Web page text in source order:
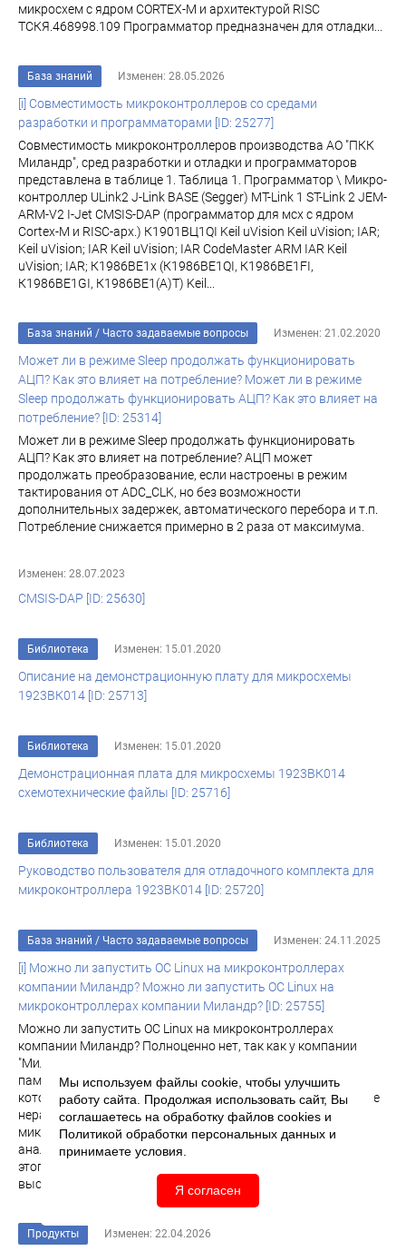
микросхем с ядром CORTEX-M и архитектурой RISC
ТСКЯ.468998.109 Программатор предназначен для отладки...
База знаний Изменен: 28.05.2026
[i] Совместимость микроконтроллеров со средами
разработки и программаторами [ID: 25277]
Совместимость микроконтроллеров производства АО "ПКК
Миландр", сред разработки и отладки и программаторов
представлена в таблице 1. Таблица 1. Программатор \ Микро-
контроллер ULink2 J-Link BASE (Segger) MT-Link 1 ST-Link 2 JEM-
ARM-V2 I-Jet CMSIS-DAP (программатор для мсх с ядром
Cortex-M и RISC-арх.) К1901ВЦ1QI Keil uVision Keil uVision; IAR;
Keil uVision; IAR Keil uVision; IAR CodeMaster ARM IAR Keil
uVision; IAR; К1986ВЕ1x (К1986ВЕ1QI, К1986ВЕ1FI,
К1986ВЕ1GI, К1986ВЕ1(A)T) Keil...
База знаний / Часто задаваемые вопросы Изменен: 21.02.2020
Может ли в режиме Sleep продолжать функционировать
АЦП? Как это влияет на потребление? Может ли в режиме
Sleep продолжать функционировать АЦП? Как это влияет на
потребление? [ID: 25314]
Может ли в режиме Sleep продолжать функционировать
АЦП? Как это влияет на потребление? АЦП может
продолжать преобразование, если настроены в режим
тактирования от ADC_CLK, но без возможности
дополнительных задержек, автоматического перебора и т.п.
Потребление снижается примерно в 2 раза от максимума.
Изменен: 28.07.2023
CMSIS-DAP [ID: 25630]
Библиотека Изменен: 15.01.2020
Описание на демонстрационную плату для микросхемы
1923ВК014 [ID: 25713]
Библиотека Изменен: 15.01.2020
Демонстрационная плата для микросхемы 1923ВК014
схемотехнические файлы [ID: 25716]
Библиотека Изменен: 15.01.2020
Руководство пользователя для отладочного комплекта для
микроконтроллера 1923ВК014 [ID: 25720]
База знаний / Часто задаваемые вопросы Изменен: 24.11.2025
[i] Можно ли запустить ОС Linux на микроконтроллерах
компании Миландр? Можно ли запустить ОС Linux на
микроконтроллерах компании Миландр? [ID: 25755]
Можно ли запустить ОС Linux на микроконтроллерах
компании Миландр? Полноценно нет, так как у компании
"Миландр" нет микроконтроллеров с MMU (виртуальная
память). Есть дистрибутив Linux, именуемый UcLinux,
который может работать без блока MMU, но это применение
нерационально на ядрах Cortex-M (большинство
микроконтроллеров компании "Миландр" имеют RISC-ядра,
аналогами которых являются ядра Cortex-M), лучше для
этого использовать микроконтроллеры на базе
высокопроизводительных...
Продукты Изменен: 22.04.2026
Мы используем файлы cookie, чтобы улучшить
работу сайта. Продолжая использовать сайт, Вы
соглашаетесь на обработку файлов cookies и
Политикой обработки персональных данных и
принимаете условия.
Я согласен